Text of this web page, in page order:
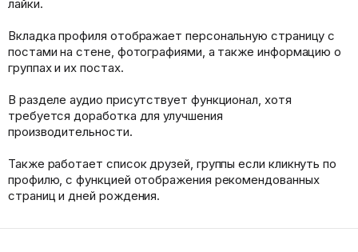
лайки.
Вкладка профиля отображает персональную страницу с
постами на стене, фотографиями, а также информацию о
группах и их постах.
В разделе аудио присутствует функционал, хотя
требуется доработка для улучшения
производительности.
Также работает список друзей, группы если кликнуть по
профилю, с функцией отображения рекомендованных
страниц и дней рождения.